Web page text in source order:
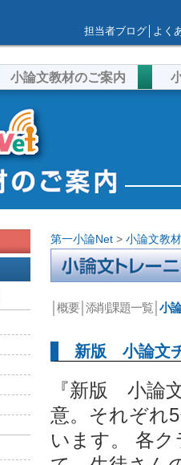
担当者ブログ よく
小論文教材のご案内
第一小論Net > 小論文教
概要│ 添削課題一覧 小
新版 小論文
『新版 小論
意。それぞれ
います。 各